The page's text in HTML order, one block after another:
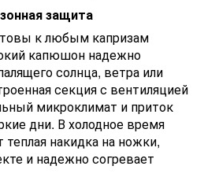
защита
к любым капризам
капюшон надежно
солнца, ветра или
секция с вентиляцией
микроклимат и приток
дни. В холодное время
накидка на ножки,
и надежно согревает